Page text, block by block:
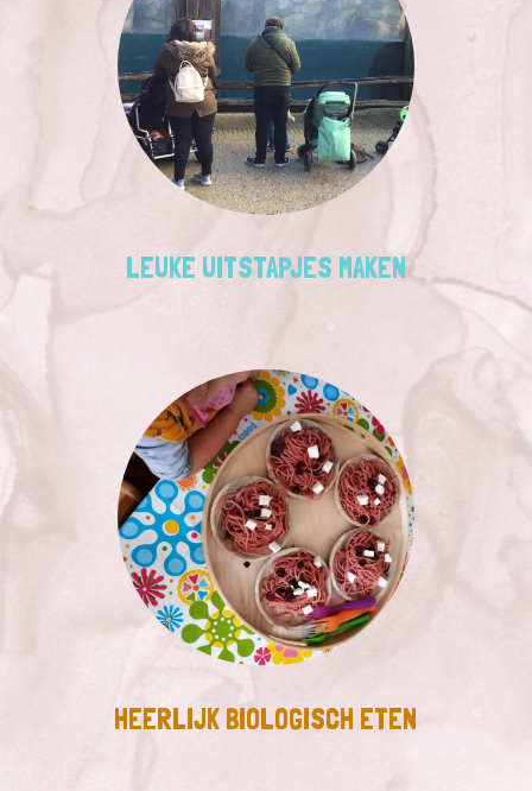
LEUKE UITSTAPJES MAKEN
HEERLIJK BIOLOGISCH ETEN